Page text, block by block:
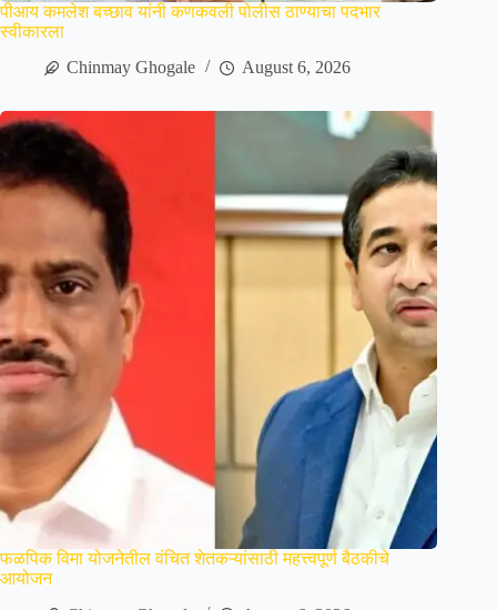
पीआय कमलेश बच्छाव यांनी कणकवली पोलीस ठाण्याचा पदभार
स्वीकारला
Chinmay Ghogale
August 6, 2026
फळपिक विमा योजनेतील वंचित शेतकऱ्यांसाठी महत्त्वपूर्ण बैठकीचे
आयोजन